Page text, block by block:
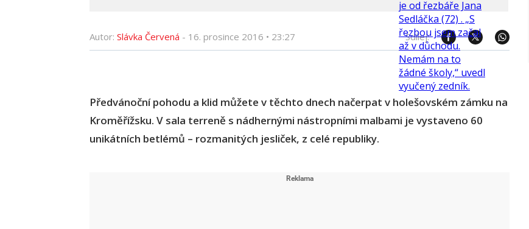
Autor: Slávka Červená - 16. prosince 2016 • 23:27 Sdílej:
Předvánoční pohodu a klid můžete v těchto dnech načerpat v holešovském zámku na
Kroměřížsku. V sala terreně s nádhernými nástropními malbami je vystaveno 60
unikátních betlémů – rozmanitých jesliček, z celé republiky.